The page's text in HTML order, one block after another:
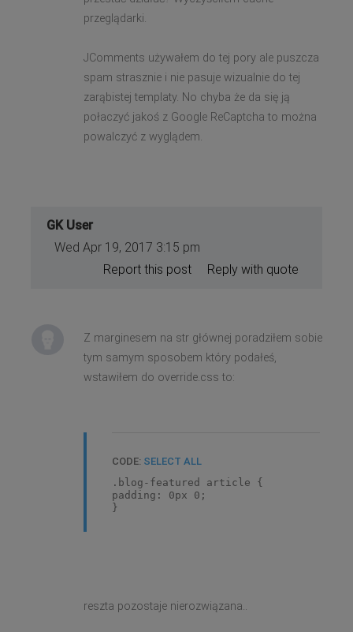
przeglądarki.
JComments używałem do tej pory ale puszcza
spam strasznie i nie pasuje wizualnie do tej
zarąbistej templaty. No chyba że da się ją
połaczyć jakoś z Google ReCaptcha to można
powalczyć z wyglądem.
GK User
Wed Apr 19, 2017 3:15 pm
Reply with quote
Report this post
Z marginesem na str głównej poradziłem sobie
tym samym sposobem który podałeś,
wstawiłem do override.css to:
CODE: SELECT ALL
.blog-featured article {
padding: 0px 0;
}
reszta pozostaje nierozwiązana..